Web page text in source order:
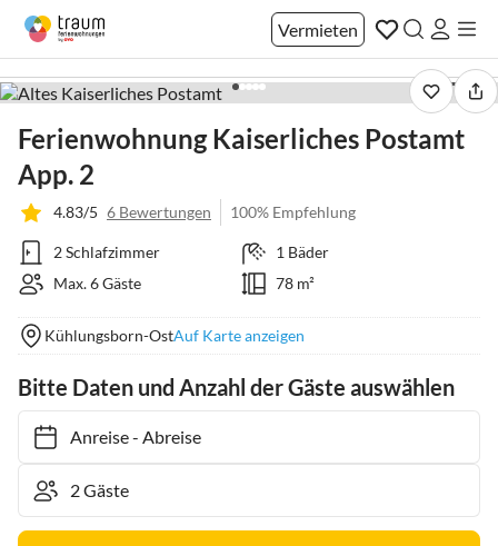
Vermieten
1 / 24
Ferienwohnung Kaiserliches Postamt
App. 2
4.83/5 6 Bewertungen 100% Empfehlung
2 Schlafzimmer
1 Bäder
Max. 6 Gäste
78 m²
Kühlungsborn-OstAuf Karte anzeigen
Bitte Daten und Anzahl der Gäste auswählen
Anreise- Abreise